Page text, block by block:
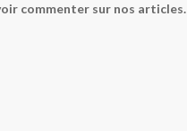
commenter sur nos articles.